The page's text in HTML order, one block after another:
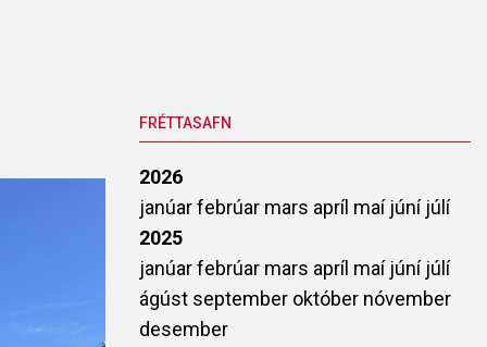
FRÉTTASAFN
2026
janúarfebrúar mars apríl maí júní júlí
2025
janúarfebrúar mars apríl maí júní júlí
ágúst september október nóvember
desember